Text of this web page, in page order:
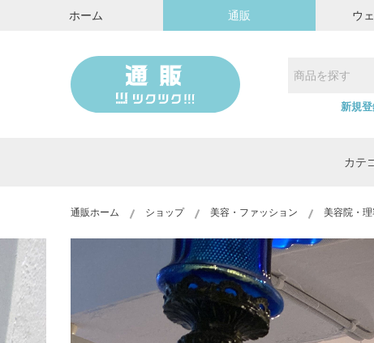
ホーム 通販 ウ
新規登
カテ
通販ホーム ショップ 美容・ファッション 美容院・